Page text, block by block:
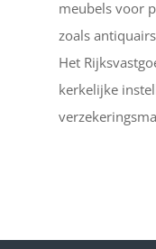
meubels voor
zoals
Het
kerkelijke